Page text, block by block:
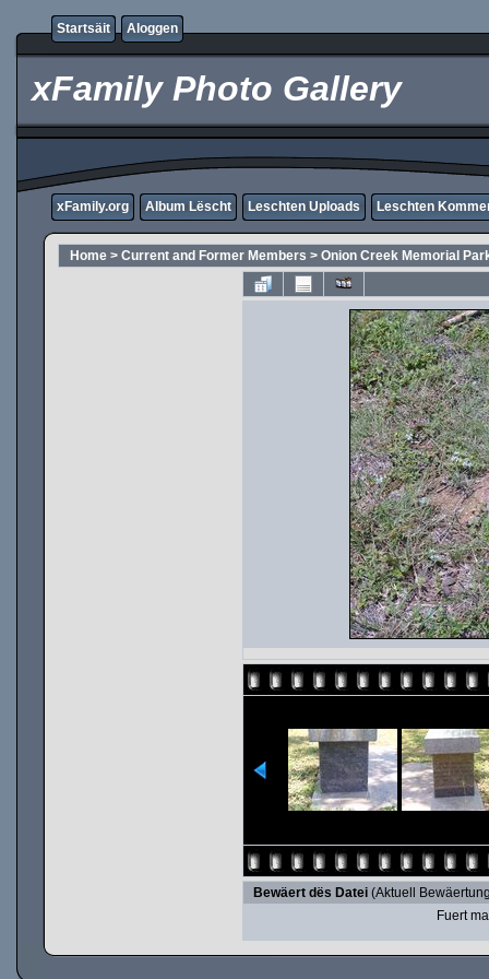
Startsäit Aloggen
xFamily Photo Gallery
xFamily.org Album Lëscht Leschten Uploads Leschten
Home > Current and Former Members > Onion Creek Memorial
Bewäert dës Datei(Aktuell
Fuert